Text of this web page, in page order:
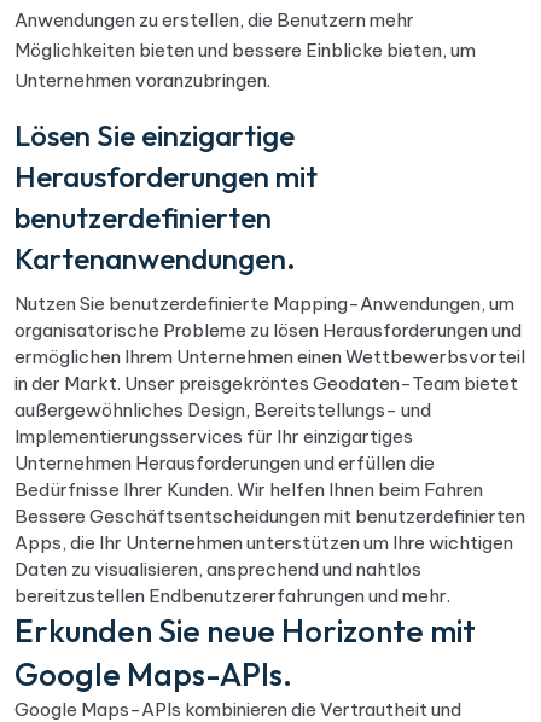
Anwendungen zu erstellen, die Benutzern mehr
Möglichkeiten bieten und bessere Einblicke bieten, um
Unternehmen voranzubringen.
Lösen Sie einzigartige
Herausforderungen mit
benutzerdefinierten
Kartenanwendungen.
Nutzen Sie benutzerdefinierte Mapping-Anwendungen, um
organisatorische Probleme zu lösen Herausforderungen und
ermöglichen Ihrem Unternehmen einen Wettbewerbsvorteil
in der Markt. Unser preisgekröntes Geodaten-Team bietet
außergewöhnliches Design, Bereitstellungs- und
Implementierungsservices für Ihr einzigartiges
Unternehmen Herausforderungen und erfüllen die
Bedürfnisse Ihrer Kunden. Wir helfen Ihnen beim Fahren
Bessere Geschäftsentscheidungen mit benutzerdefinierten
Apps, die Ihr Unternehmen unterstützen um Ihre wichtigen
Daten zu visualisieren, ansprechend und nahtlos
bereitzustellen Endbenutzererfahrungen und mehr.
Erkunden Sie neue Horizonte mit
Google Maps-APIs.
Google Maps-APIs kombinieren die Vertrautheit und